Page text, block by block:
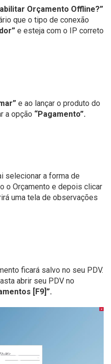
Orçamento Offline?”
que o tipo de conexão
e esteja com o IP correto
e ao lançar o produto do
a opção “Pagamento”.
selecionar a forma de
o Orçamento e depois clicar
uma tela de observações
ficará salvo no seu PDV.
abrir seu PDV no
[F9]”.